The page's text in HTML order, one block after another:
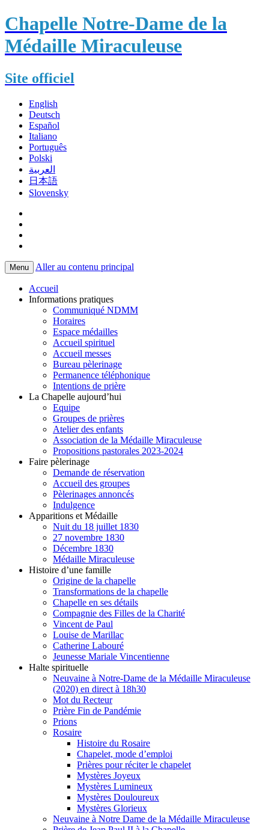
Chapelle Notre-Dame de la
Médaille Miraculeuse
Site officiel
English
Deutsch
Español
Italiano
Português
Polski
العربية
日本語
Slovensky
Menu Aller au contenu principal
Accueil
Informations pratiques
Communiqué NDMM
Horaires
Espace médailles
Accueil spirituel
Accueil messes
Bureau pèlerinage
Permanence téléphonique
Intentions de prière
La Chapelle aujourd’hui
Equipe
Groupes de prières
Atelier des enfants
Association de la Médaille Miraculeuse
Propositions pastorales 2023-2024
Faire pèlerinage
Demande de réservation
Accueil des groupes
Pèlerinages annoncés
Indulgence
Apparitions et Médaille
Nuit du 18 juillet 1830
27 novembre 1830
Décembre 1830
Médaille Miraculeuse
Histoire d’une famille
Origine de la chapelle
Transformations de la chapelle
Chapelle en ses détails
Compagnie des Filles de la Charité
Vincent de Paul
Louise de Marillac
Catherine Labouré
Jeunesse Mariale Vincentienne
Halte spirituelle
Neuvaine à Notre-Dame de la Médaille Miraculeuse
(2020) en direct à 18h30
Mot du Recteur
Prière Fin de Pandémie
Prions
Rosaire
Histoire du Rosaire
Chapelet, mode d’emploi
Prières pour réciter le chapelet
Mystères Joyeux
Mystères Lumineux
Mystères Douloureux
Mystères Glorieux
Neuvaine à Notre Dame de la Médaille Miraculeuse